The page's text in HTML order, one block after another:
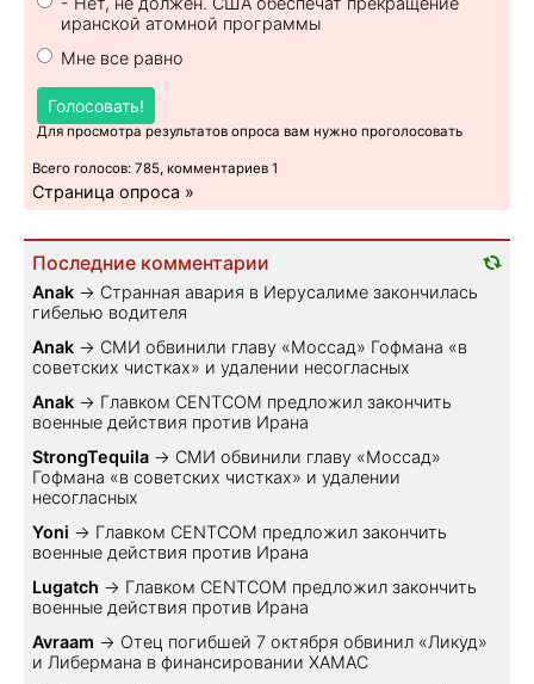
иранской атомной программы
Мне все равно
Голосовать!
Для просмотра результатов опроса вам нужно проголосовать
Всего голосов: 785, комментариев 1
Страница опроса »
Последние комментарии
Anak → Странная авария в Иерусалиме закончилась
гибелью водителя
Anak → СМИ обвинили главу «Моссад» Гофмана «в
советских чистках» и удалении несогласных
Anak → Главком CENTCOM предложил закончить
военные действия против Ирана
StrongTequila → СМИ обвинили главу «Моссад»
Гофмана «в советских чистках» и удалении
несогласных
Yoni → Главком CENTCOM предложил закончить
военные действия против Ирана
Lugatch → Главком CENTCOM предложил закончить
военные действия против Ирана
Avraam → Отец погибшей 7 октября обвинил «Ликуд»
и Либермана в финансировании ХАМАС